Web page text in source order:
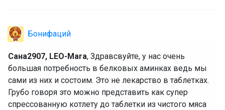
Бонифаций
Сана2907, LEO-Mara, Здравсвуйте, у нас очень
большая потребность в белковых аминках ведь мы
сами из них и состоим. Это не лекарство в таблетках.
Грубо говоря это можно представить как супер
спрессованную котлету до таблетки из чистого мяса